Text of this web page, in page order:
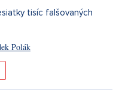
tisíc falšovaných
Polák